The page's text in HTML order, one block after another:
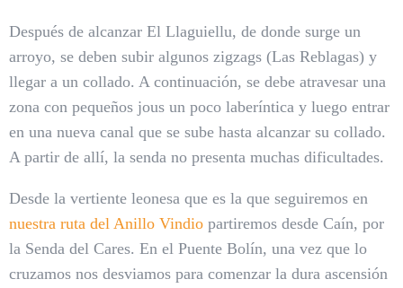
Después de alcanzar El Llaguiellu, de donde surge un
arroyo, se deben subir algunos zigzags (Las Reblagas) y
llegar a un collado. A continuación, se debe atravesar una
zona con pequeños jous un poco laberíntica y luego entrar
en una nueva canal que se sube hasta alcanzar su collado.
A partir de allí, la senda no presenta muchas dificultades.
Desde la vertiente leonesa que es la que seguiremos en
nuestra ruta del Anillo Vindio partiremos desde Caín, por
la Senda del Cares. En el Puente Bolín, una vez que lo
cruzamos nos desviamos para comenzar la dura ascensión